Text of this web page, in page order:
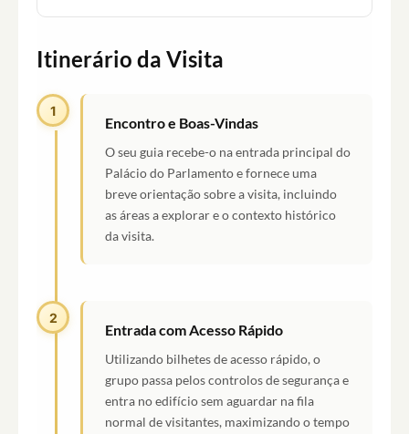
Itinerário da Visita
1
Encontro e Boas-Vindas
O seu guia recebe-o na entrada principal do
Palácio do Parlamento e fornece uma
breve orientação sobre a visita, incluindo
as áreas a explorar e o contexto histórico
da visita.
2
Entrada com Acesso Rápido
Utilizando bilhetes de acesso rápido, o
grupo passa pelos controlos de segurança e
entra no edifício sem aguardar na fila
normal de visitantes, maximizando o tempo